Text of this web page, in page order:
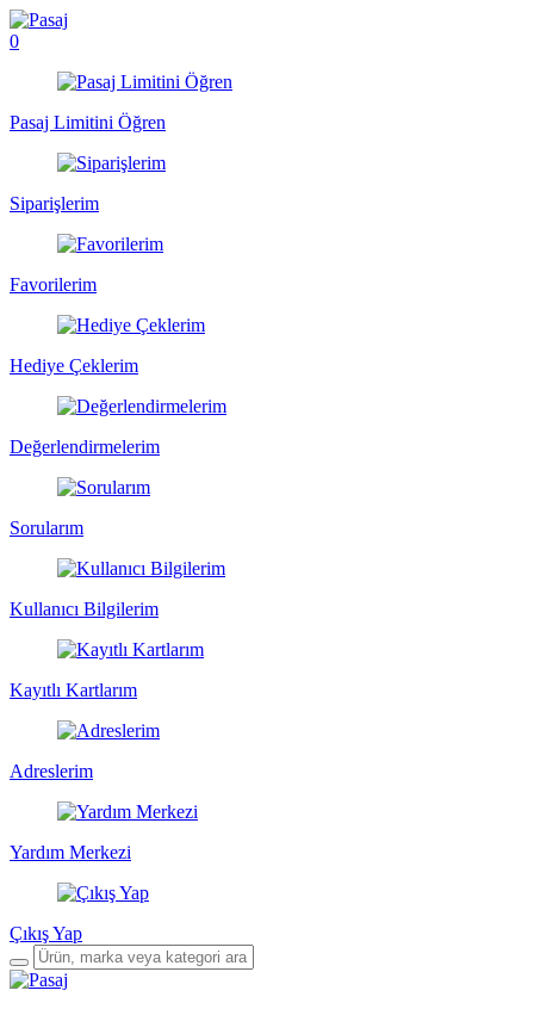
0
Pasaj Limitini Öğren
Siparişlerim
Favorilerim
Hediye Çeklerim
Değerlendirmelerim
Sorularım
Kullanıcı Bilgilerim
Kayıtlı Kartlarım
Adreslerim
Yardım Merkezi
Çıkış Yap